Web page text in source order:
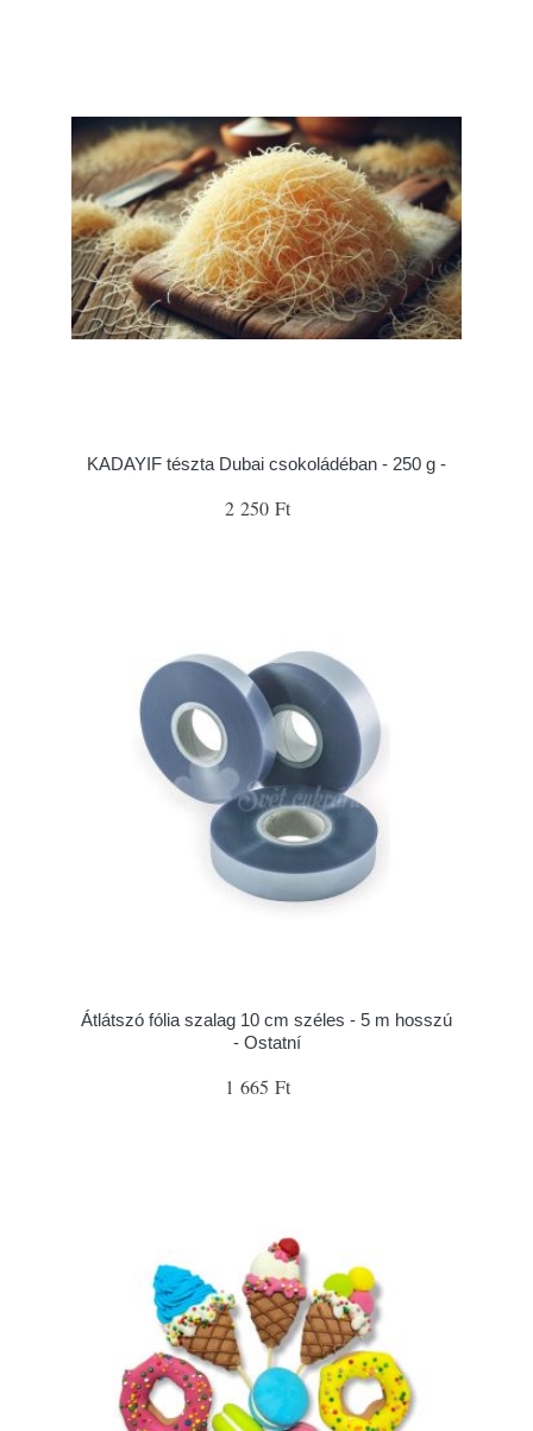
KADAYIF tészta Dubai csokoládéban - 250 g -
2 250 Ft
Átlátszó fólia szalag 10 cm széles - 5 m hosszú
- Ostatní
1 665 Ft